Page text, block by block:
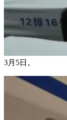
3月5日。